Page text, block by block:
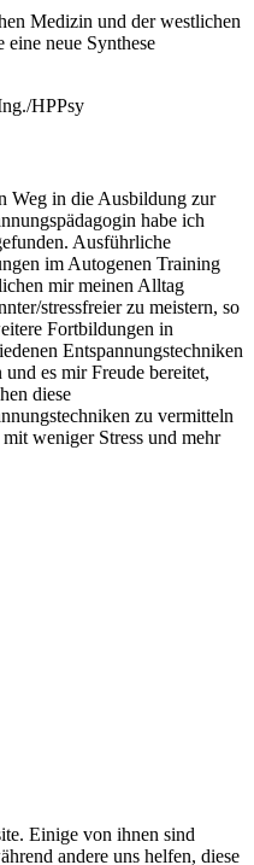
Medizin und der westlichen
neue Synthese
HPPsy
Weg in die Ausbildung zur
habe ich
Ausführliche
im Autogenen Training
mir meinen Alltag
stressfreier zu meistern, so
Fortbildungen in
Entspannungstechniken
und es mir Freude bereitet,
diese
zu vermitteln
weniger Stress und mehr
Einige von ihnen sind
andere uns helfen, diese